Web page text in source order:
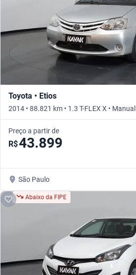
Toyota • Etios
2014 • 88.821 km • 1.3 T-FLEX X • Manual
Preço a partir de
R$43.899
São Paulo
Abaixo da FIPE